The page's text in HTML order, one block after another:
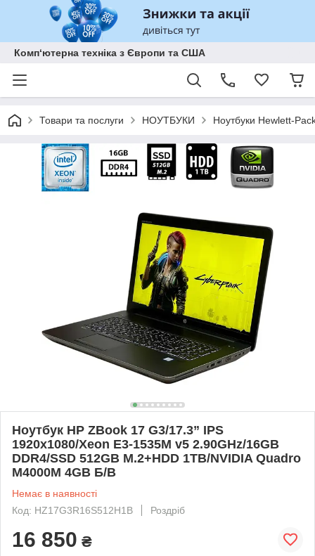
Комп‘ютерна техніка з Європи та США
Товари та послуги НОУТБУКИ Ноутбуки Hewlett-
Ноутбук HP ZBook 17 G3/17.3” IPS
1920x1080/Xeon E3-1535M v5 2.90GHz/16GB
DDR4/SSD 512GB M.2+HDD 1TB/NVIDIA Quadro
M4000M 4GB Б/В
Немає в наявності
Код: HZ17G3R16S512H1B
Роздріб
16 850 ₴